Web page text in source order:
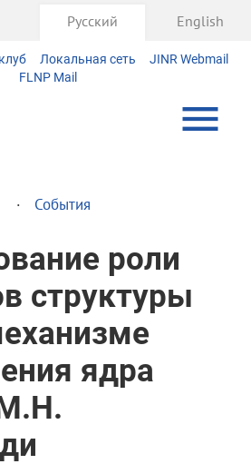
Локальная сеть
JINR Webmail
FLNP Mail
Русский English
События
роли
структуры
ядра